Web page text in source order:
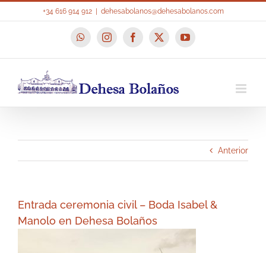
+34 616 914 912 dehesabolanos@dehesabolanos.com
WhatsAppInstagramFacebook
X YouTube
Anterior
Entrada ceremonia civil – Boda Isabel &
Manolo en Dehesa Bolaños